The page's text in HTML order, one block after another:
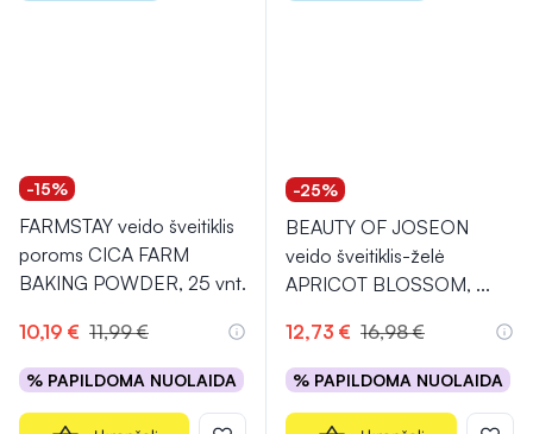
-15%
FARMSTAY veido šveitiklis
poroms CICA FARM
BAKING POWDER, 25 vnt.
10,19 € 11,99 €
% PAPILDOMA NUOLAIDA
-25%
BEAUTY OF JOSEON
veido šveitiklis-želė
APRICOT BLOSSOM, ...
12,73 € 16,98 €
% PAPILDOMA NUOLAIDA